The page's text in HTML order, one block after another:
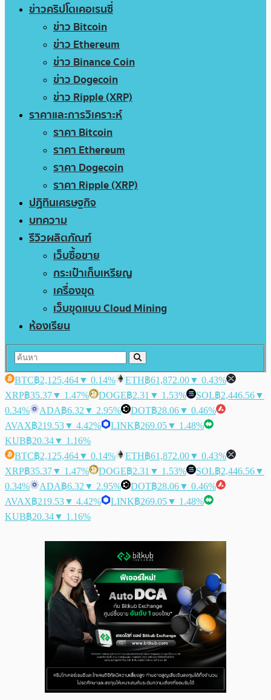
ข่าวคริปโตเคอเรนซี่
ข่าว Bitcoin
ข่าว Ethereum
ข่าว Binance Coin
ข่าว Dogecoin
ข่าว Ripple (XRP)
ราคาและการวิเคราะห์
ราคา Bitcoin
ราคา Ethereum
ราคา Dogecoin
ราคา Ripple (XRP)
ปฏิทินเศรษฐกิจ
บทความ
รีวิวผลิตภัณฑ์
เว็บซื้อขาย
กระเป๋าเก็บเหรียญ
เครื่องขุด
เว็บขุดแบบ Cloud Mining
ห้องเรียน
BTC฿2,125,464▼ 0.14% ETH฿61,872.00▼ 0.43%
XRP฿35.37▼ 1.47% DOGE฿2.31 ▼ 1.53% SOL฿2,446.56▼
0.34%
ADA฿6.32 ▼ 2.95% DOT฿28.06▼ 0.46%
AVAX฿219.53▼ 4.42% LINK฿269.05▼ 1.48%
KUB฿20.34▼ 1.16%
BTC฿2,125,464▼ 0.14% ETH฿61,872.00▼ 0.43%
XRP฿35.37▼ 1.47% DOGE฿2.31 ▼ 1.53% SOL฿2,446.56▼
0.34%
ADA฿6.32 ▼ 2.95% DOT฿28.06▼ 0.46%
AVAX฿219.53▼ 4.42% LINK฿269.05▼ 1.48%
KUB฿20.34▼ 1.16%